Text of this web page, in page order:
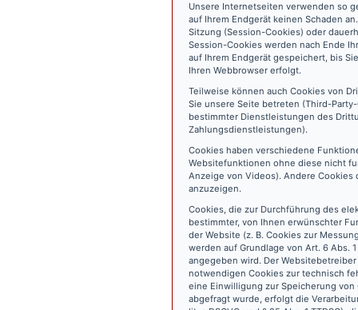
Unsere Internetseiten verwenden so
auf Ihrem Endgerät keinen Schaden
Sitzung (Session-Cookies) oder
Session-Cookies werden nach Ende
auf Ihrem Endgerät gespeichert, bis
Ihren Webbrowser erfolgt.
Teilweise können auch Cookies von
Sie unsere Seite betreten (Third-
bestimmter Dienstleistungen des
Zahlungsdienstleistungen).
Cookies haben verschiedene
Websitefunktionen ohne diese nicht
Anzeige von Videos). Andere
anzuzeigen.
Cookies, die zur Durchführung des
bestimmter, von Ihnen erwünschter
der Website (z. B. Cookies zur
werden auf Grundlage von Art. 6 Abs.
angegeben wird. Der
notwendigen Cookies zur technisch
eine Einwilligung zur Speicherung
abgefragt wurde, erfolgt die